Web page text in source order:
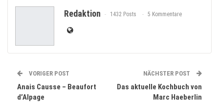
Redaktion 1432 Posts 5 Kommentare
VORIGER POST
Anais Causse – Beaufort
d’Alpage
NÄCHSTER POST
Das aktuelle Kochbuch von
Marc Haeberlin